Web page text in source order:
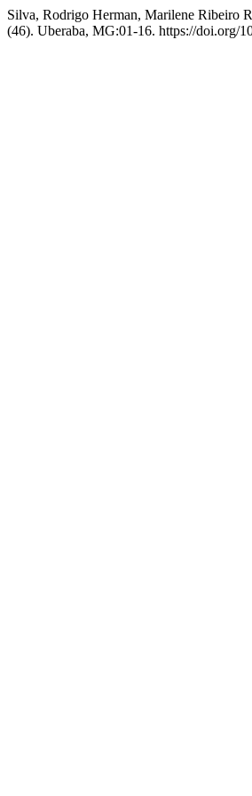
Silva, Rodrigo Herman, Marilene Ribeiro
(46). Uberaba, MG:01-16. https://doi.org/